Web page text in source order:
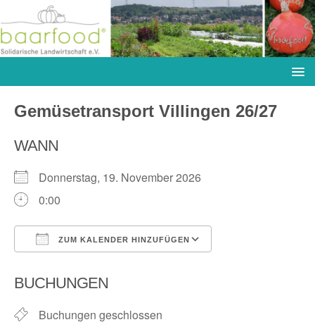
Gemüsetransport Villingen 26/27
WANN
Donnerstag, 19. November 2026
0:00
ZUM KALENDER HINZUFÜGEN
BUCHUNGEN
Buchungen geschlossen